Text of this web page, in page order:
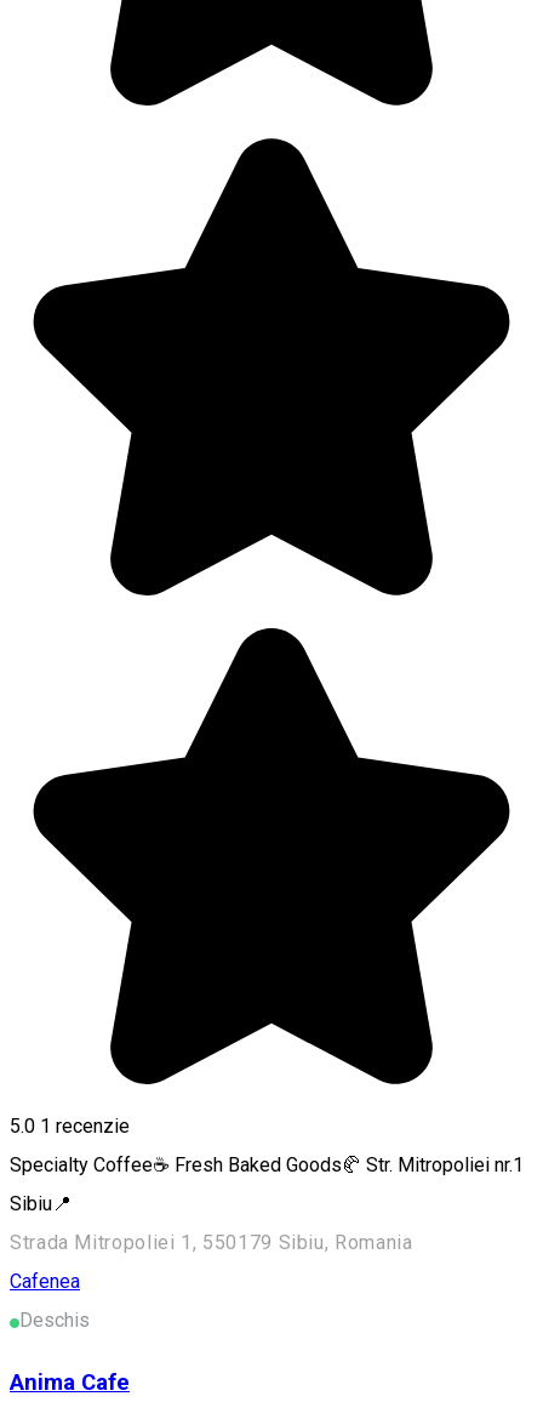
5.0 1 recenzie
Specialty Coffee☕ Fresh Baked Goods🥐 Str. Mitropoliei nr.1
Sibiu📍
Strada Mitropoliei 1, 550179 Sibiu, Romania
Cafenea
Deschis
Anima Cafe